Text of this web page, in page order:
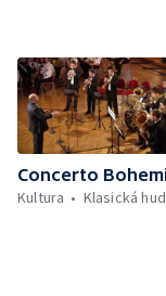
Concerto
Kultura
Klasická